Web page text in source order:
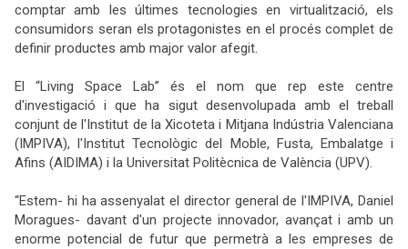
comptar amb les últimes tecnologies en virtualització, els
consumidors seran els protagonistes en el procés complet de
definir productes amb major valor afegit.
El “Living Space Lab” és el nom que rep este centre
d'investigació i que ha sigut desenvolupada amb el treball
conjunt de l'Institut de la Xicoteta i Mitjana Indústria Valenciana
(IMPIVA), l'Institut Tecnològic del Moble, Fusta, Embalatge i
Afins (AIDIMA) i la Universitat Politècnica de València (UPV).
“Estem- hi ha assenyalat el director general de l'IMPIVA, Daniel
Moragues- davant d'un projecte innovador, avançat i amb un
enorme potencial de futur que permetrà a les empreses de